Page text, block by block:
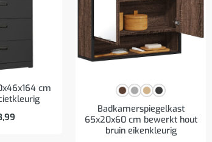
cm
Badkamerspiegelkast
65x20x60 cm bewerkt hout
bruin eikenkleurig